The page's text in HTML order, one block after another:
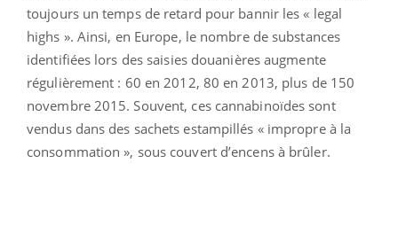
toujours un temps de retard pour bannir les « legal
highs ». Ainsi, en Europe, le nombre de substances
identifiées lors des saisies douanières augmente
régulièrement : 60 en 2012, 80 en 2013, plus de 150
novembre 2015. Souvent, ces cannabinoïdes sont
vendus dans des sachets estampillés « impropre à la
consommation », sous couvert d’encens à brûler.